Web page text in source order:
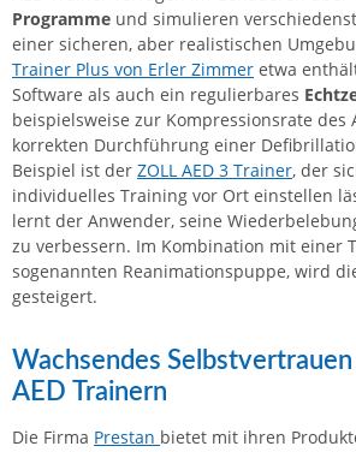
Programme und simulieren
einer sicheren, aber realistischen
Trainer Plus von Erler Zimmer etwa
Software als auch ein regulierbares
beispielsweise zur Kompressionsrate des
korrekten Durchführung einer
Beispiel ist der ZOLL AED 3 Trainer, der
individuelles Training vor Ort einstellen
lernt der Anwender, seine
zu verbessern. Im Kombination mit einer
sogenannten Reanimationspuppe, wird
gesteigert.
Wachsendes
AED Trainern
Die Firma Prestan bietet mit ihren